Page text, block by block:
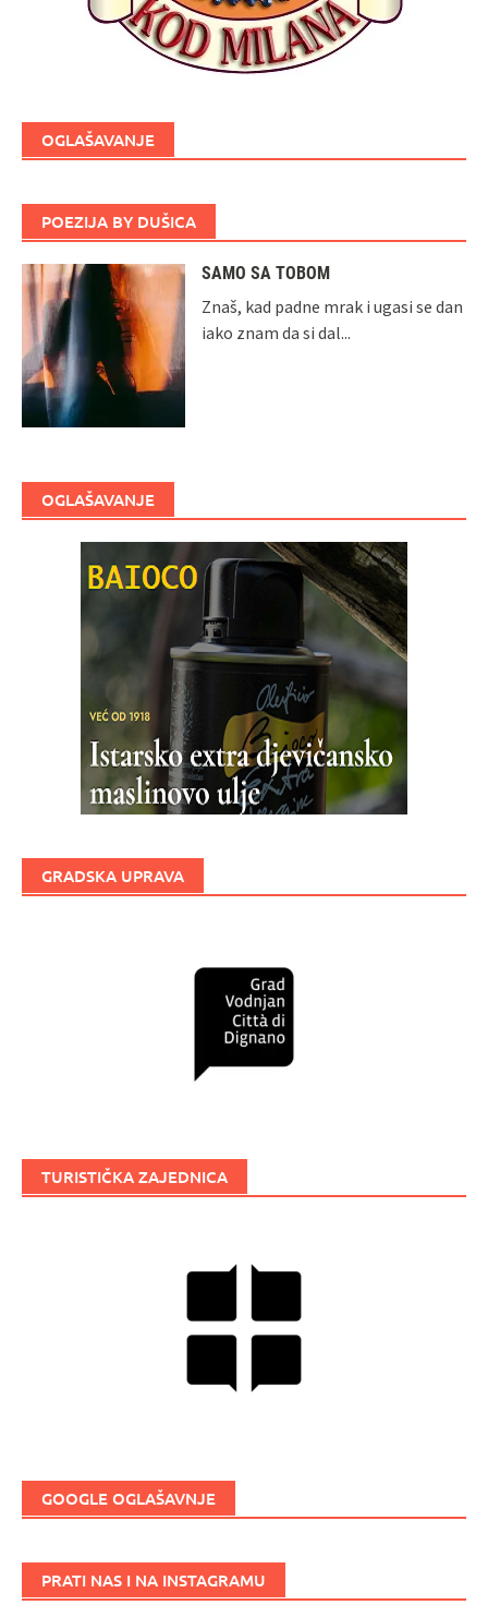
OGLAŠAVANJE
POEZIJA BY DUŠICA
SAMO SA TOBOM
Znaš, kad padne mrak i ugasi se dan
iako znam da si dal...
OGLAŠAVANJE
GRADSKA UPRAVA
TURISTIČKA ZAJEDNICA
GOOGLE OGLAŠAVNJE
PRATI NAS I NA INSTAGRAMU